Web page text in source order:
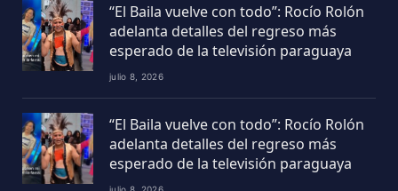
“El Baila vuelve con todo”: Rocío Rolón
adelanta detalles del regreso más
esperado de la televisión paraguaya
julio 8, 2026
“El Baila vuelve con todo”: Rocío Rolón
adelanta detalles del regreso más
esperado de la televisión paraguaya